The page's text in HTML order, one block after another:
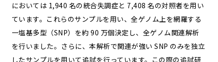
においては 1,940 名の統合失調症と 7,408 名の対照者を用い
ています。これらのサンプルを用い、全ゲノム上を網羅する
一塩基多型（SNP）を約 90 万個決定し、全ゲノム関連解析
を行いました。さらに、本解析で関連が強い SNP のみを独立
したサンプルを用いて追試を行っています。この際の追試研